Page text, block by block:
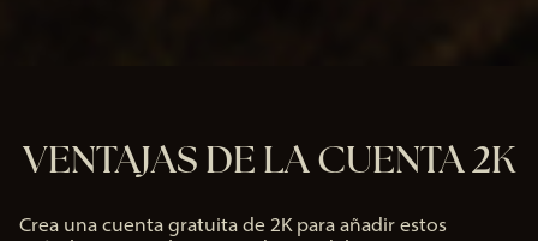
VENTAJAS DE LA CUENTA 2K
Crea una cuenta gratuita de 2K para añadir estos